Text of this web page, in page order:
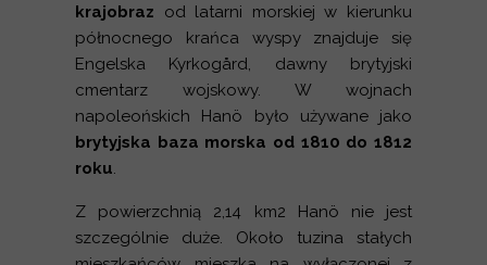
krajobraz od latarni morskiej w kierunku
północnego krańca wyspy znajduje się
Engelska Kyrkogård, dawny brytyjski
cmentarz wojskowy. W wojnach
napoleońskich Hanö było używane jako
brytyjska baza morska od 1810 do 1812
roku.
Z powierzchnią 2,14 km2 Hanö nie jest
szczególnie duże. Około tuzina stałych